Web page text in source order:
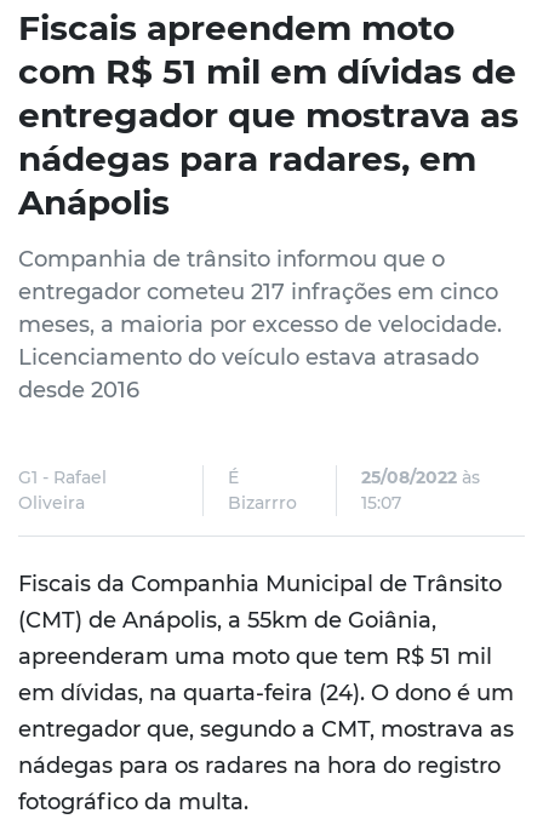
Fiscais apreendem moto
com R$ 51 mil em dívidas de
entregador que mostrava as
nádegas para radares, em
Anápolis
Companhia de trânsito informou que o
entregador cometeu 217 infrações em cinco
meses, a maioria por excesso de velocidade.
Licenciamento do veículo estava atrasado
desde 2016
G1 - Rafael
Oliveira
É
Bizarrro
25/08/2022 às
15:07
Fiscais da Companhia Municipal de Trânsito
(CMT) de Anápolis, a 55km de Goiânia,
apreenderam uma moto que tem R$ 51 mil
em dívidas, na quarta-feira (24). O dono é um
entregador que, segundo a CMT, mostrava as
nádegas para os radares na hora do registro
fotográfico da multa.